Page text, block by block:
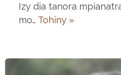
Izy dia tanora
mo… Tohiny »